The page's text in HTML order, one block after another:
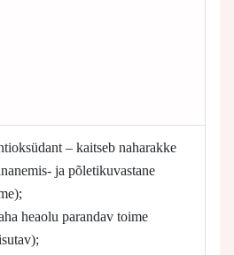
– kaitseb naharakke
ja põletikuvastane
heaolu parandav toime